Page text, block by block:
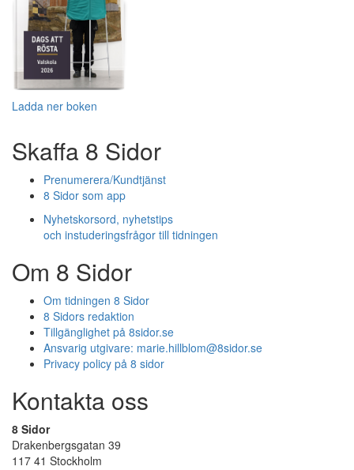
Ladda ner boken
Skaffa 8 Sidor
Prenumerera/Kundtjänst
8 Sidor som app
Nyhetskorsord, nyhetstips
och instuderingsfrågor till tidningen
Om 8 Sidor
Om tidningen 8 Sidor
8 Sidors redaktion
Tillgänglighet på 8sidor.se
Ansvarig utgivare: marie.hillblom@8sidor.se
Privacy policy på 8 sidor
Kontakta oss
8 Sidor
Drakenbergsgatan 39
117 41 Stockholm